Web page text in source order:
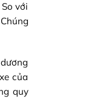
với
của
quy